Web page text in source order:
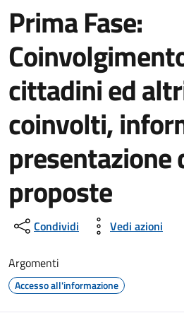
Prima Fase:
cittadini ed
coinvolti,
presentazione
proposte
Condividi Vedi azioni
Argomenti
Accesso all'informazione